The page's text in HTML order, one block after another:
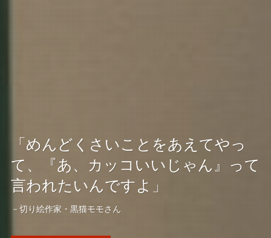
「淺井裕介 展星屑の子どもたち」
アーティストトーク記録
金津創作の森美術館で開催されている淺井裕介さんのトーク記録
【3/7(土)開催】JIA建築文化講演会
「建築家・内海慎介 佐川美術館を語
る」
－福井県立美術館講堂
「めんどくさいことをあえてやっ
て、『あ、カッコいいじゃん』って
言われたいんですよ」
－切り絵作家・黒猫モモさん